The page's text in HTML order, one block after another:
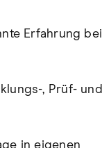
Erfahrung bei
, Prüf- und
in eigenen